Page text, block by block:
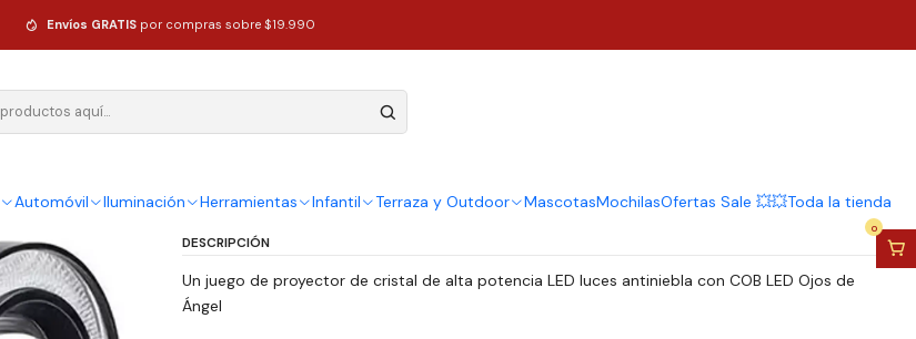
Automóvil Iluminación Herramientas Infantil Terraza y Outdoor MascotasMochilasOfertas Sale 💥💥Toda la tienda
0
Envíos GRATIS por compras sobre $19.990
| Par Focos Neblineros Led Ojos De
Ángel 89mm
Cantidad
Agregar al Carro Comprar ahora
DESCRIPCIÓN
Un juego de proyector de cristal de alta potencia LED luces antiniebla con COB LED Ojos de
Ángel